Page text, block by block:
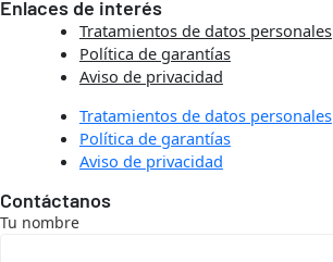
Enlaces de interés
Tratamientos de datos personales
Política de garantías
Aviso de privacidad
Tratamientos de datos personales
Política de garantías
Aviso de privacidad
Contáctanos
Tu nombre